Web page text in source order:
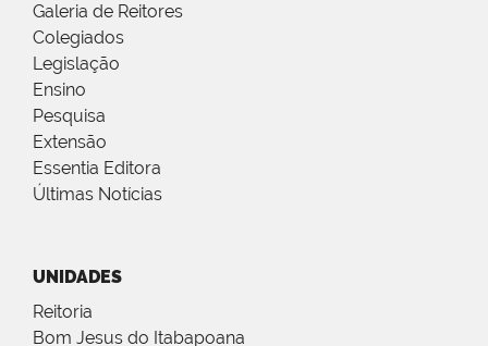
Galeria de Reitores
Colegiados
Legislação
Ensino
Pesquisa
Extensão
Essentia Editora
Últimas Notícias
UNIDADES
Reitoria
Bom Jesus do Itabapoana